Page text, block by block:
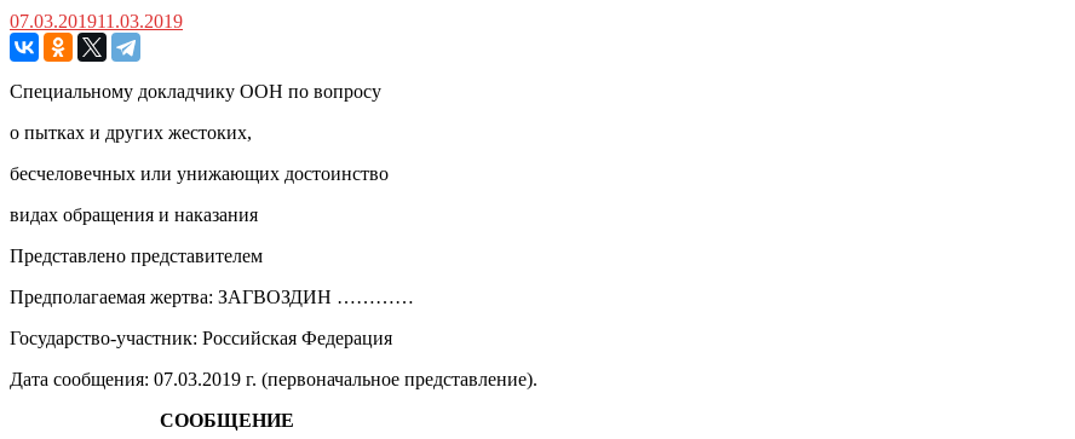
07.03.201911.03.2019
Специальному докладчику ООН по вопросу
о пытках и других жестоких,
бесчеловечных или унижающих достоинство
видах обращения и наказания
Представлено представителем
Предполагаемая жертва: ЗАГВОЗДИН …………
Государство-участник: Российская Федерация
Дата сообщения: 07.03.2019 г. (первоначальное представление).
СООБЩЕНИЕ